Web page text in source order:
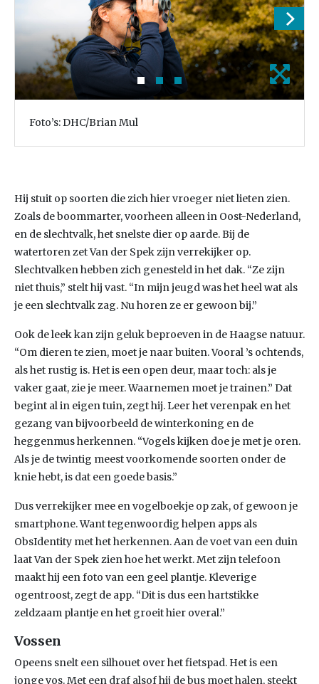
Foto’s: DHC/Brian Mul
Hij stuit op soorten die zich hier vroeger niet lieten zien.
Zoals de boommarter, voorheen alleen in Oost-Nederland,
en de slechtvalk, het snelste dier op aarde. Bij de
watertoren zet Van der Spek zijn verrekijker op.
Slechtvalken hebben zich genesteld in het dak. “Ze zijn
niet thuis,” stelt hij vast. “In mijn jeugd was het heel wat als
je een slechtvalk zag. Nu horen ze er gewoon bij.”
Ook de leek kan zijn geluk beproeven in de Haagse natuur.
“Om dieren te zien, moet je naar buiten. Vooral ’s ochtends,
als het rustig is. Het is een open deur, maar toch: als je
vaker gaat, zie je meer. Waarnemen moet je trainen.” Dat
begint al in eigen tuin, zegt hij. Leer het verenpak en het
gezang van bijvoorbeeld de winterkoning en de
heggenmus herkennen. “Vogels kijken doe je met je oren.
Als je de twintig meest voorkomende soorten onder de
knie hebt, is dat een goede basis.”
Dus verrekijker mee en vogelboekje op zak, of gewoon je
smartphone. Want tegenwoordig helpen apps als
ObsIdentity met het herkennen. Aan de voet van een duin
laat Van der Spek zien hoe het werkt. Met zijn telefoon
maakt hij een foto van een geel plantje. Kleverige
ogentroost, zegt de app. “Dit is dus een hartstikke
zeldzaam plantje en het groeit hier overal.”
Vossen
Opeens snelt een silhouet over het fietspad. Het is een
jonge vos. Met een draf alsof hij de bus moet halen, steekt